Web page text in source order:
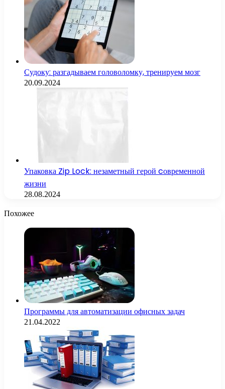
Судоку: разгадываем головоломку, тренируем мозг
20.09.2024
Упаковка Zip Lock: незаметный герой cовременной
жизни
28.08.2024
Похожее
Программы для автоматизации офисных задач
21.04.2022